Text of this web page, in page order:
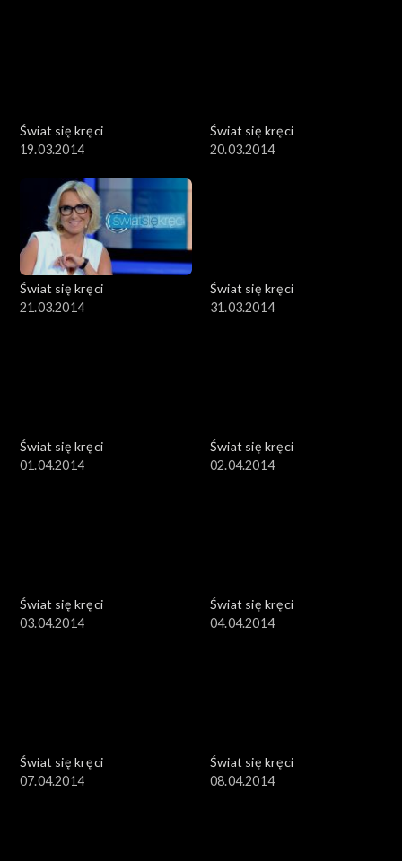
Świat się kręci
19.03.2014
Świat się kręci
20.03.2014
Świat się kręci
21.03.2014
Świat się kręci
31.03.2014
Świat się kręci
01.04.2014
Świat się kręci
02.04.2014
Świat się kręci
03.04.2014
Świat się kręci
04.04.2014
Świat się kręci
07.04.2014
Świat się kręci
08.04.2014